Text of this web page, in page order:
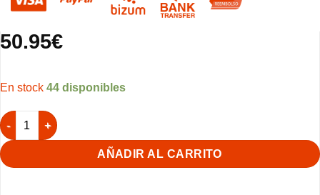
50.95€
44 disponibles
Elisir Blanco Mórbida Premium 9kg cantidad
AÑADIR AL CARRITO